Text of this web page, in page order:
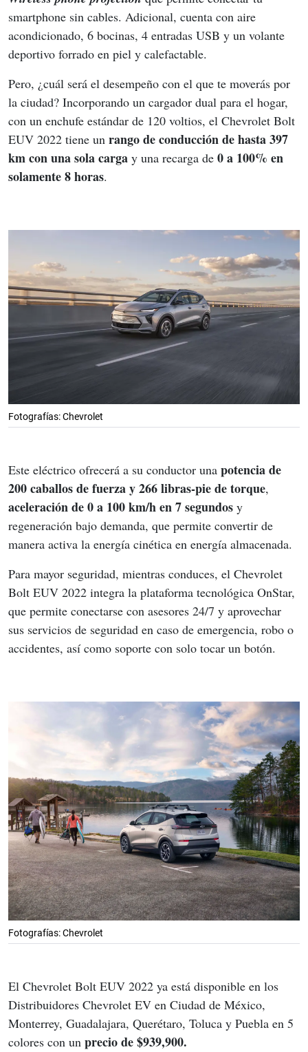
smartphone sin cables. Adicional, cuenta con aire
acondicionado, 6 bocinas, 4 entradas USB y un volante
deportivo forrado en piel y calefactable.
Pero, ¿cuál será el desempeño con el que te moverás por
la ciudad? Incorporando un cargador dual para el hogar,
con un enchufe estándar de 120 voltios, el Chevrolet Bolt
EUV 2022 tiene un rango de conducción de hasta 397
km con una sola carga y una recarga de 0 a 100% en
solamente 8 horas.
Fotografías: Chevrolet
Este eléctrico ofrecerá a su conductor una potencia de
200 caballos de fuerza y 266 libras-pie de torque,
aceleración de 0 a 100 km/h en 7 segundos y
regeneración bajo demanda, que permite convertir de
manera activa la energía cinética en energía almacenada.
Para mayor seguridad, mientras conduces, el Chevrolet
Bolt EUV 2022 integra la plataforma tecnológica OnStar,
que permite conectarse con asesores 24/7 y aprovechar
sus servicios de seguridad en caso de emergencia, robo o
accidentes, así como soporte con solo tocar un botón.
Fotografías: Chevrolet
El Chevrolet Bolt EUV 2022 ya está disponible en los
Distribuidores Chevrolet EV en Ciudad de México,
Monterrey, Guadalajara, Querétaro, Toluca y Puebla en 5
colores con un precio de $939,900.